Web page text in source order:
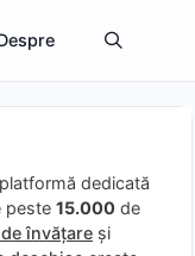
dedicată
peste 15.000 de
învățare și